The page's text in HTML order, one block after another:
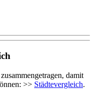
damit
>> Städtevergleich.